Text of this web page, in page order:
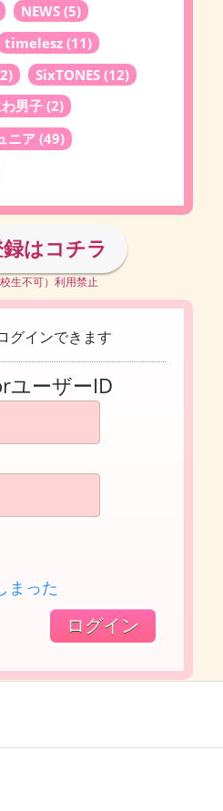
NEWS (5)
timelesz (11)
SixTONES (12)
男子(2)
ニア (49)
はコチラ
生不可）利用禁止
グインできます
ユーザーID
まった